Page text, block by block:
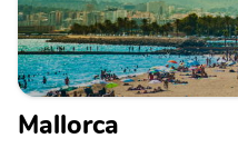
Mallorca